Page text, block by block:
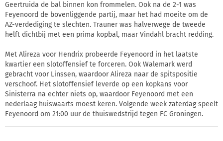
Geertruida de bal binnen kon frommelen. Ook na de 2-1 was
Feyenoord de bovenliggende partij, maar het had moeite om de
AZ-verdediging te slechten. Trauner was halverwege de tweede
helft dichtbij met een prima kopbal, maar Vindahl bracht redding.
Met Alireza voor Hendrix probeerde Feyenoord in het laatste
kwartier een slotoffensief te forceren. Ook Walemark werd
gebracht voor Linssen, waardoor Alireza naar de spitspositie
verschoof. Het slotoffensief leverde op een kopkans voor
Sinisterra na echter niets op, waardoor Feyenoord met een
nederlaag huiswaarts moest keren. Volgende week zaterdag speelt
Feyenoord om 21:00 uur de thuiswedstrijd tegen FC Groningen.